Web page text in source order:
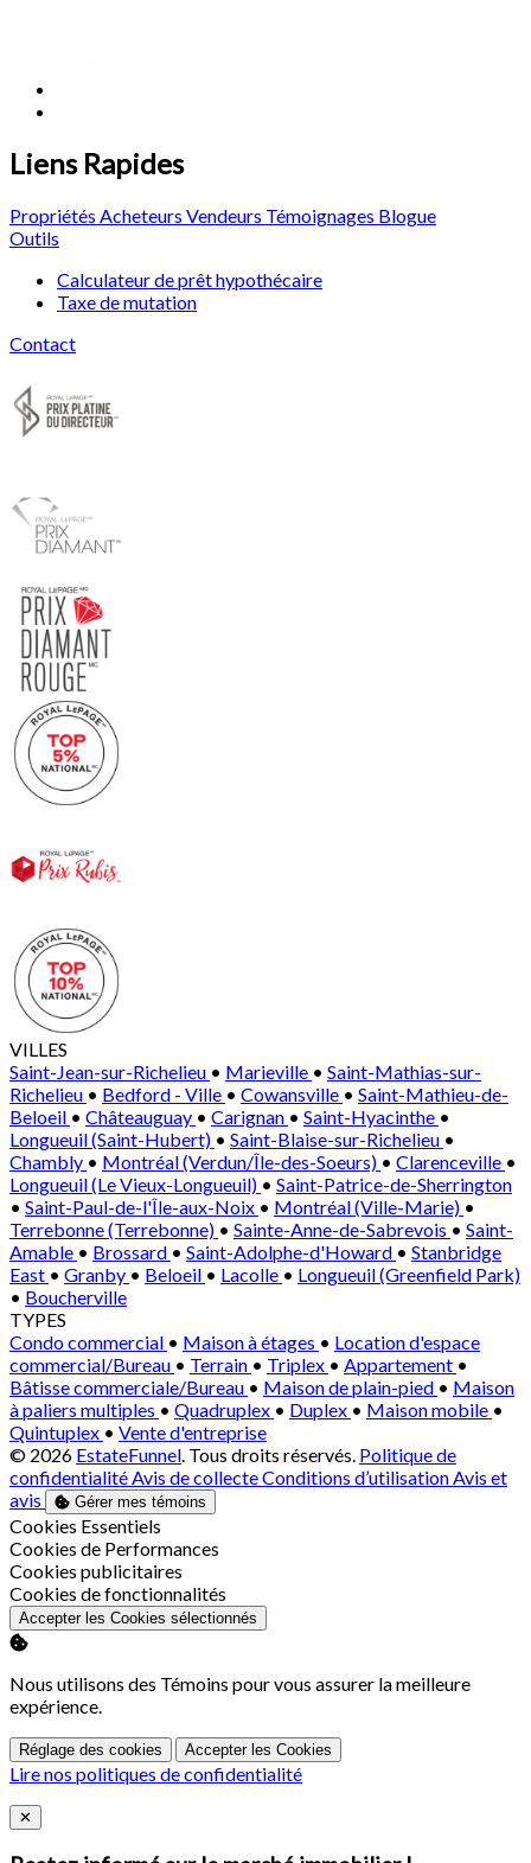
Liens Rapides
Propriétés Acheteurs Vendeurs Témoignages Blogue
Outils
Calculateur de prêt hypothécaire
Taxe de mutation
Contact
VILLES
Saint-Jean-sur-Richelieu • Marieville • Saint-Mathias-sur-
Richelieu • Bedford - Ville • Cowansville • Saint-Mathieu-de-
Beloeil • Châteauguay • Carignan • Saint-Hyacinthe •
Longueuil (Saint-Hubert) • Saint-Blaise-sur-Richelieu •
Chambly • Montréal (Verdun/Île-des-Soeurs) • Clarenceville •
Longueuil (Le Vieux-Longueuil) • Saint-Patrice-de-Sherrington
• Saint-Paul-de-l'Île-aux-Noix • Montréal (Ville-Marie) •
Terrebonne (Terrebonne) • Sainte-Anne-de-Sabrevois • Saint-
Amable • Brossard • Saint-Adolphe-d'Howard • Stanbridge
East • Granby • Beloeil • Lacolle • Longueuil (Greenfield Park)
• Boucherville
TYPES
Condo commercial • Maison à étages • Location d'espace
commercial/Bureau • Terrain • Triplex • Appartement •
Bâtisse commerciale/Bureau • Maison de plain-pied • Maison
à paliers multiples • Quadruplex • Duplex • Maison mobile •
Quintuplex • Vente d'entreprise
© 2026 EstateFunnel. Tous droits réservés. Politique de
confidentialitéAvis de collecteConditions d’utilisationAvis et
avis
Gérer mes témoins
Activer
Cookies Essentiels
Activer
Cookies de Performances
Activer
Cookies publicitaires
Activer
Cookies de fonctionnalités
Accepter les Cookies sélectionnés
Nous utilisons des Témoins pour vous assurer la meilleure
expérience.
Réglage des cookies Accepter les Cookies
Lire nos politiques de confidentialité
Close
✕